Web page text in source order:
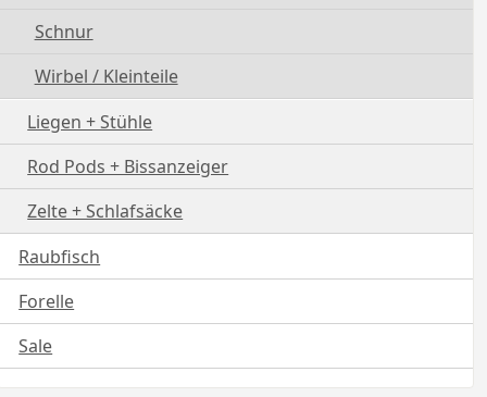
Schnur
Wirbel / Kleinteile
Liegen + Stühle
Rod Pods + Bissanzeiger
Zelte + Schlafsäcke
Raubfisch
Forelle
Sale